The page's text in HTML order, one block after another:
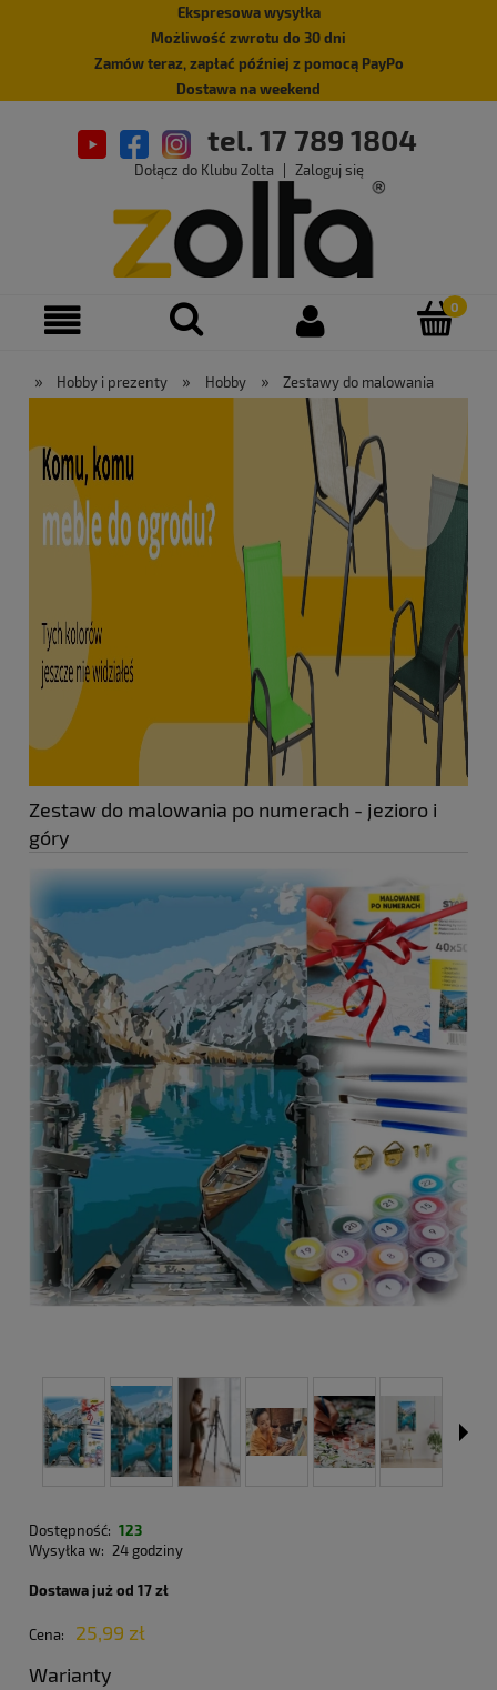
Ekspresowa wysyłka
Możliwość zwrotu do 30 dni
Zamów teraz, zapłać później z pomocą PayPo
Dostawa na weekend
tel. 17 789 1804
Dołącz do Klubu Zolta Zaloguj się
» Hobby i prezenty » Hobby » Zestawy do malowania
Zestaw do malowania po numerach - jezioro i
góry
Dostępność: 123
Wysyłka w: 24 godziny
Dostawa już od 17 zł
Cena:
25,99 zł
Warianty